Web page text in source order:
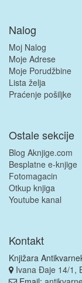
Nalog
Moj Nalog
Moje Adrese
Moje Porudžbine
Lista želja
Praćenje pošiljke
Ostale sekcije
Blog Aknjige.com
Besplatne e-knjige
Fotomagacin
Otkup knjiga
Youtube kanal
Kontakt
Knjižara
Ivana Đaje 14/1,